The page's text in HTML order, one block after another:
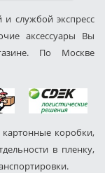
службой экспресс
аксессуары Вы
По Москве
коробки,
в пленку,